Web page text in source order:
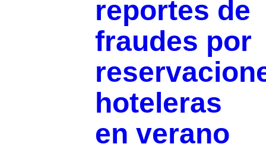
reportes de
fraudes por
hoteleras
en verano